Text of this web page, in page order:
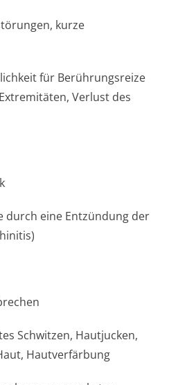
kurze
für Berührungsreize
Verlust des
durch eine Entzündung der
Schwitzen, Hautjucken,
Hautverfärbung